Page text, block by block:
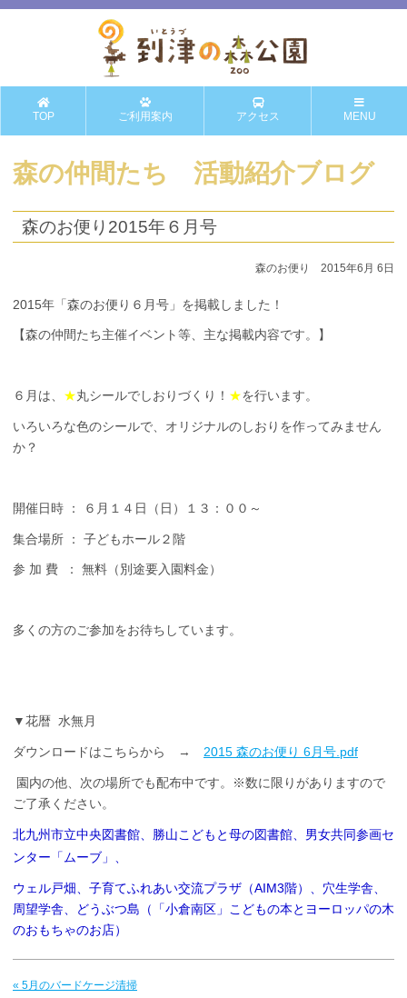
TOP ご利用案内 アクセス MENU
森の仲間たち 活動紹介ブログ
森のお便り2015年６月号
森のお便り 2015年6月 6日
2015年「森のお便り６月号」を掲載しました！
【森の仲間たち主催イベント等、主な掲載内容です。】
６月は、 ★丸シールでしおりづくり！ ★を行います。
いろいろな色のシールで、オリジナルのしおりを作ってみません
か？
開催日時 ： ６月１４日（日）１３：００～
集合場所 ： 子どもホール２階
参 加 費 ： 無料（別途要入園料金）
多くの方のご参加をお待ちしています。
▼花暦 水無月
ダウンロードはこちらから → 2015 森のお便り 6月号.pdf
園内の他、次の場所でも配布中です。※数に限りがありますので
ご了承ください。
北九州市立中央図書館、勝山こどもと母の図書館、男女共同参画セ
ンター「ムーブ」、
ウェル戸畑、子育てふれあい交流プラザ（AIM3階）、穴生学舎、
周望学舎、どうぶつ島（「小倉南区」こどもの本とヨーロッパの木
のおもちゃのお店）
« 5月のバードケージ清掃